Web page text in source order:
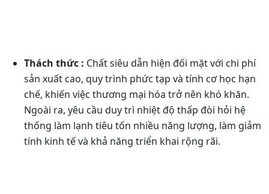
Thách thức : Chất siêu dẫn hiện đối mặt với chi phí
sản xuất cao, quy trình phức tạp và tính cơ học hạn
chế, khiến việc thương mại hóa trở nên khó khăn.
Ngoài ra, yêu cầu duy trì nhiệt độ thấp đòi hỏi hệ
thống làm lạnh tiêu tốn nhiều năng lượng, làm giảm
tính kinh tế và khả năng triển khai rộng rãi.